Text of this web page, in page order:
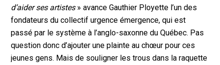
d’aider ses artistes» avance Gauthier Ployette l’un des
fondateurs du collectif urgence émergence, qui est
passé par le système à l’anglo-saxonne du Québec. Pas
question donc d’ajouter une plainte au chœur pour ces
jeunes gens. Mais de souligner les trous dans la raquette